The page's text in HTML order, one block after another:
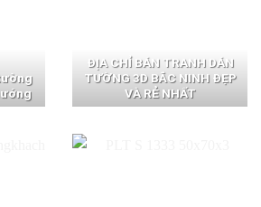
ĐỊA CHỈ BÁN TRANH DÁN
TƯỜNG 3D BẮC NINH ĐẸP
VÀ RẺ NHẤT